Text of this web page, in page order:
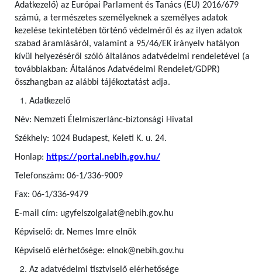
Adatkezelő) az Európai Parlament és Tanács (EU) 2016/679
számú, a természetes személyeknek a személyes adatok
kezelése tekintetében történő védelméről és az ilyen adatok
szabad áramlásáról, valamint a 95/46/EK irányelv hatályon
kívül helyezéséről szóló általános adatvédelmi rendeletével (a
továbbiakban: Általános Adatvédelmi Rendelet/GDPR)
összhangban az alábbi tájékoztatást adja.
Adatkezelő
Név: Nemzeti Élelmiszerlánc-biztonsági Hivatal
Székhely: 1024 Budapest, Keleti K. u. 24.
Honlap: https://portal.nebih.gov.hu/
Telefonszám: 06-1/336-9009
Fax: 06-1/336-9479
E-mail cím: ugyfelszolgalat@nebih.gov.hu
Képviselő: dr. Nemes Imre elnök
Képviselő elérhetősége: elnok@nebih.gov.hu
Az adatvédelmi tisztviselő elérhetősége